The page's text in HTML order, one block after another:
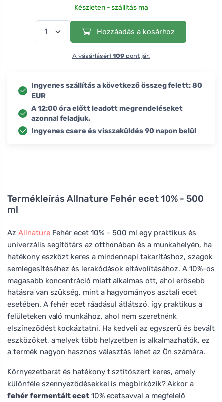
Termékleírás Allnature Fehér ecet 10% - 500
ml
Az Allnature Fehér ecet 10% – 500 ml egy praktikus és
univerzális segítőtárs az otthonában és a munkahelyén, ha
hatékony eszközt keres a mindennapi takarításhoz, szagok
semlegesítéséhez és lerakódások eltávolításához. A 10%-os
magasabb koncentráció miatt alkalmas ott, ahol erősebb
hatásra van szükség, mint a hagyományos asztali ecet
esetében. A fehér ecet ráadásul átlátszó, így praktikus a
felületeken való munkához, ahol nem szeretnénk
elszíneződést kockáztatni. Ha kedveli az egyszerű és bevált
eszközöket, amelyek több helyzetben is alkalmazhatók, ez
a termék nagyon hasznos választás lehet az Ön számára.
Környezetbarát és hatékony tisztítószert keres, amely
különféle szennyeződésekkel is megbirkózik? Akkor a
fehér fermentált ecet 10% ecetsavval a megfelelő
Készleten - szállítás ma
Hozzáadás a kosárhoz
A vásárlásért 109 pont jár.
Ingyenes szállítás a következő összeg felett: 80
EUR
A 12:00 óra előtt leadott megrendeléseket
azonnal feladjuk.
Ingyenes csere és visszaküldés 90 napon belül